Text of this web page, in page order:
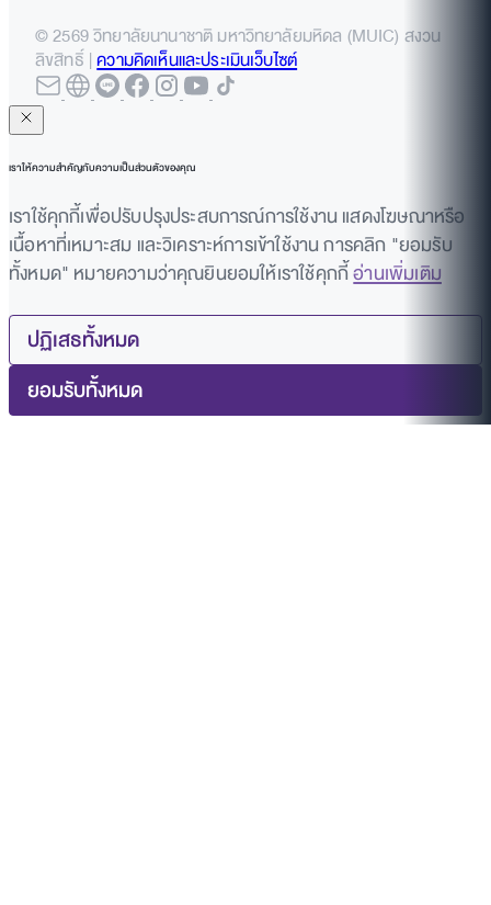
© 2569 วิทยาลัยนานาชาติ มหาวิทยาลัยมหิดล (MUIC) สงวน
ลิขสิทธิ์ |ความคิดเห็นและประเมินเว็บไซต์
เราให้ความสำคัญกับความเป็นส่วนตัวของคุณ
เราใช้คุกกี้เพื่อปรับปรุงประสบการณ์การใช้งาน แสดงโฆษณาหรือ
เนื้อหาที่เหมาะสม และวิเคราะห์การเข้าใช้งาน การคลิก "ยอมรับ
ทั้งหมด" หมายความว่าคุณยินยอมให้เราใช้คุกกี้อ่านเพิ่มเติม
ปฏิเสธทั้งหมด
ยอมรับทั้งหมด